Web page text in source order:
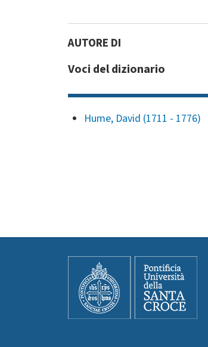
Voci del dizionario
Hume, David (1711 - 1776)